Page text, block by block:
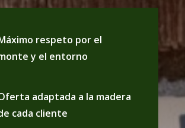
respeto por el
y el entorno
adaptada a la madera
cada cliente